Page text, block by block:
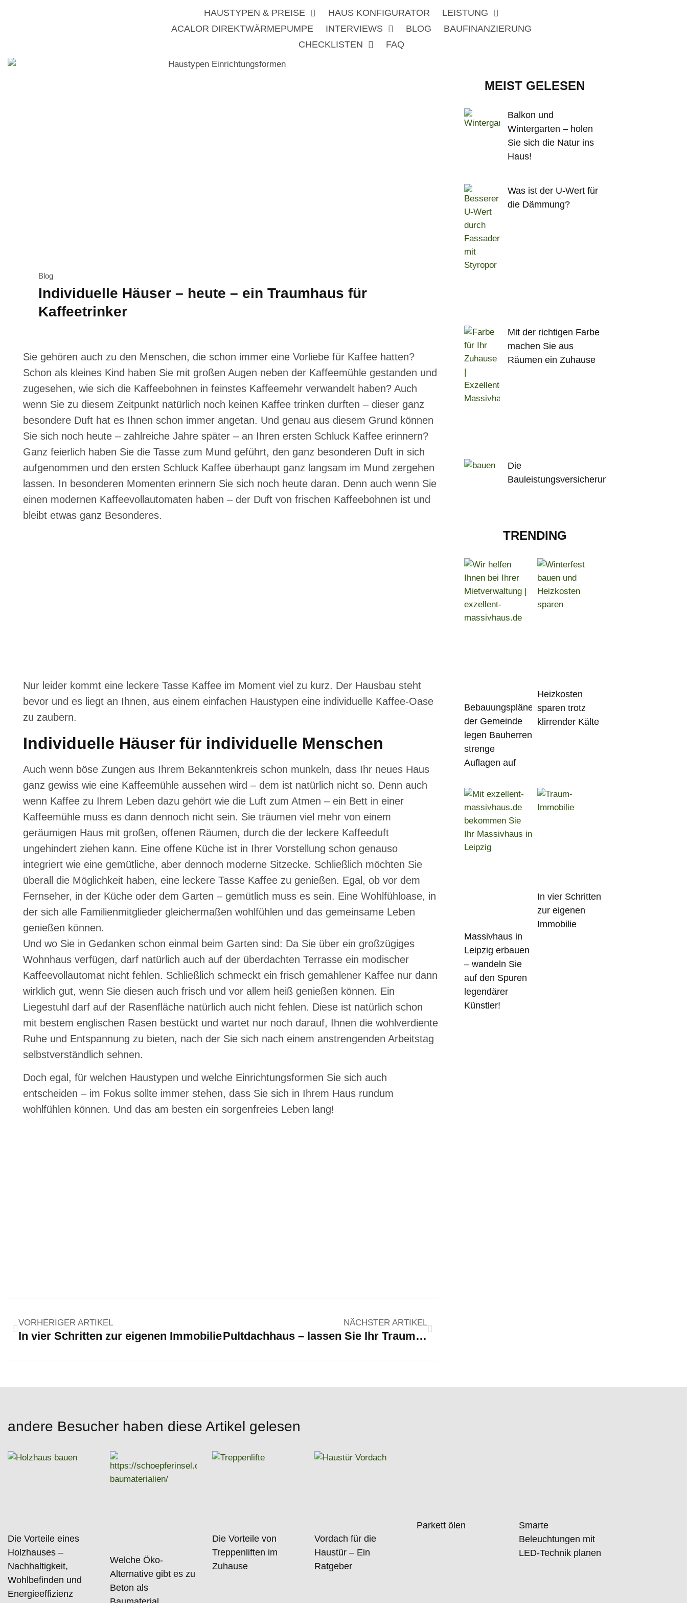
HAUSTYPEN & PREISE HAUS KONFIGURATOR
LEISTUNG
ACALOR DIREKTWÄRMEPUMPE
INTERVIEWS BLOG
BAUFINANZIERUNG
CHECKLISTEN
FAQ
Blog
Individuelle Häuser – heute – ein Traumhaus für
Kaffeetrinker
Sie gehören auch zu den Menschen, die schon immer eine Vorliebe für Kaffee hatten?
Schon als kleines Kind haben Sie mit großen Augen neben der Kaffeemühle gestanden und
zugesehen, wie sich die Kaffeebohnen in feinstes Kaffeemehr verwandelt haben? Auch
wenn Sie zu diesem Zeitpunkt natürlich noch keinen Kaffee trinken durften – dieser ganz
besondere Duft hat es Ihnen schon immer angetan. Und genau aus diesem Grund können
Sie sich noch heute – zahlreiche Jahre später – an Ihren ersten Schluck Kaffee erinnern?
Ganz feierlich haben Sie die Tasse zum Mund geführt, den ganz besonderen Duft in sich
aufgenommen und den ersten Schluck Kaffee überhaupt ganz langsam im Mund zergehen
lassen. In besonderen Momenten erinnern Sie sich noch heute daran. Denn auch wenn Sie
einen modernen Kaffeevollautomaten haben – der Duft von frischen Kaffeebohnen ist und
bleibt etwas ganz Besonderes.
Nur leider kommt eine leckere Tasse Kaffee im Moment viel zu kurz. Der Hausbau steht
bevor und es liegt an Ihnen, aus einem einfachen Haustypen eine individuelle Kaffee-Oase
zu zaubern.
Individuelle Häuser für individuelle Menschen
Auch wenn böse Zungen aus Ihrem Bekanntenkreis schon munkeln, dass Ihr neues Haus
ganz gewiss wie eine Kaffeemühle aussehen wird – dem ist natürlich nicht so. Denn auch
wenn Kaffee zu Ihrem Leben dazu gehört wie die Luft zum Atmen – ein Bett in einer
Kaffeemühle muss es dann dennoch nicht sein. Sie träumen viel mehr von einem
geräumigen Haus mit großen, offenen Räumen, durch die der leckere Kaffeeduft
ungehindert ziehen kann. Eine offene Küche ist in Ihrer Vorstellung schon genauso
integriert wie eine gemütliche, aber dennoch moderne Sitzecke. Schließlich möchten Sie
überall die Möglichkeit haben, eine leckere Tasse Kaffee zu genießen. Egal, ob vor dem
Fernseher, in der Küche oder dem Garten – gemütlich muss es sein. Eine Wohlfühloase, in
der sich alle Familienmitglieder gleichermaßen wohlfühlen und das gemeinsame Leben
genießen können.
Und wo Sie in Gedanken schon einmal beim Garten sind: Da Sie über ein großzügiges
Wohnhaus verfügen, darf natürlich auch auf der überdachten Terrasse ein modischer
Kaffeevollautomat nicht fehlen. Schließlich schmeckt ein frisch gemahlener Kaffee nur dann
wirklich gut, wenn Sie diesen auch frisch und vor allem heiß genießen können. Ein
Liegestuhl darf auf der Rasenfläche natürlich auch nicht fehlen. Diese ist natürlich schon
mit bestem englischen Rasen bestückt und wartet nur noch darauf, Ihnen die wohlverdiente
Ruhe und Entspannung zu bieten, nach der Sie sich nach einem anstrengenden Arbeitstag
selbstverständlich sehnen.
Doch egal, für welchen Haustypen und welche Einrichtungsformen Sie sich auch
entscheiden – im Fokus sollte immer stehen, dass Sie sich in Ihrem Haus rundum
wohlfühlen können. Und das am besten ein sorgenfreies Leben lang!
VORHERIGER ARTIKEL
In vier Schritten zur eigenen Immobilie
NÄCHSTER ARTIKEL
Pultdachhaus – lassen Sie Ihr Traumhaus in einem einzigartigen Design erstrahlen
MEIST GELESEN
Balkon und
Wintergarten – holen
Sie sich die Natur ins
Haus!
Was ist der U-Wert für
die Dämmung?
Mit der richtigen Farbe
machen Sie aus
Räumen ein Zuhause
Die
Bauleistungsversicherung
TRENDING
Bebauungspläne
der Gemeinde
legen Bauherren
strenge
Auflagen auf
Heizkosten
sparen trotz
klirrender Kälte
Massivhaus in
Leipzig erbauen
– wandeln Sie
auf den Spuren
legendärer
Künstler!
In vier Schritten
zur eigenen
Immobilie
andere Besucher haben diese Artikel gelesen
Die Vorteile eines
Holzhauses –
Nachhaltigkeit,
Wohlbefinden und
Energieeffizienz
Welche Öko-
Alternative gibt es zu
Beton als
Die Vorteile von
Treppenliften im
Zuhause
Vordach für die
Haustür – Ein
Ratgeber
Parkett ölen
Smarte
Beleuchtungen mit
LED-Technik planen